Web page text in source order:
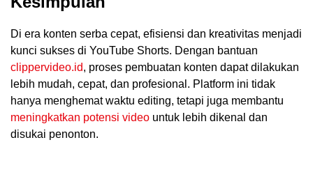
Di era konten serba cepat, efisiensi dan kreativitas menjadi
kunci sukses di YouTube Shorts. Dengan bantuan
clippervideo.id, proses pembuatan konten dapat dilakukan
lebih mudah, cepat, dan profesional. Platform ini tidak
hanya menghemat waktu editing, tetapi juga membantu
meningkatkan potensi video untuk lebih dikenal dan
disukai penonton.